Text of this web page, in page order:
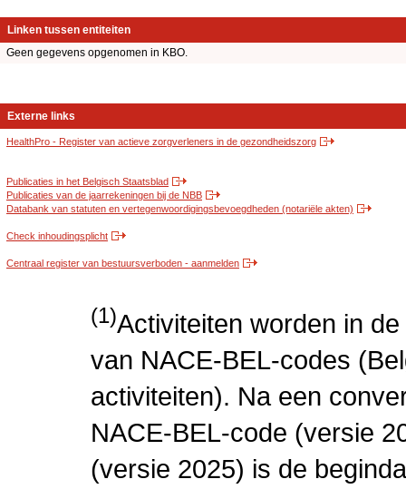
Linken tussen entiteiten
Geen gegevens opgenomen in KBO.
Externe links
HealthPro - Register van actieve zorgverleners in de gezondheidszorg
Publicaties in het Belgisch Staatsblad
Publicaties van de jaarrekeningen bij de NBB
Databank van statuten en vertegenwoordigingsbevoegdheden (notariële akten)
Check inhoudingsplicht
Centraal register van bestuursverboden - aanmelden
(1)Activiteiten worden in
van NACE-BEL-codes
activiteiten). Na een
NACE-BEL-code (versie
(versie 2025) is de